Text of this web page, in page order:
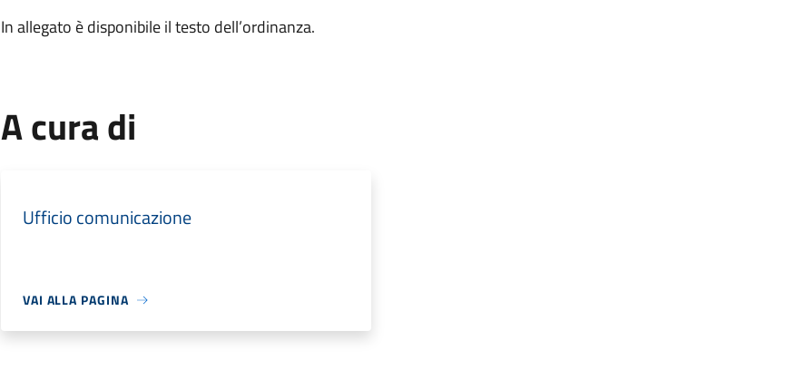
In allegato è disponibile il testo dell’ordinanza.
A cura di
Ufficio comunicazione
VAI ALLA PAGINA